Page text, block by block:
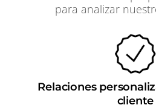
para analizar
Relaciones
cliente